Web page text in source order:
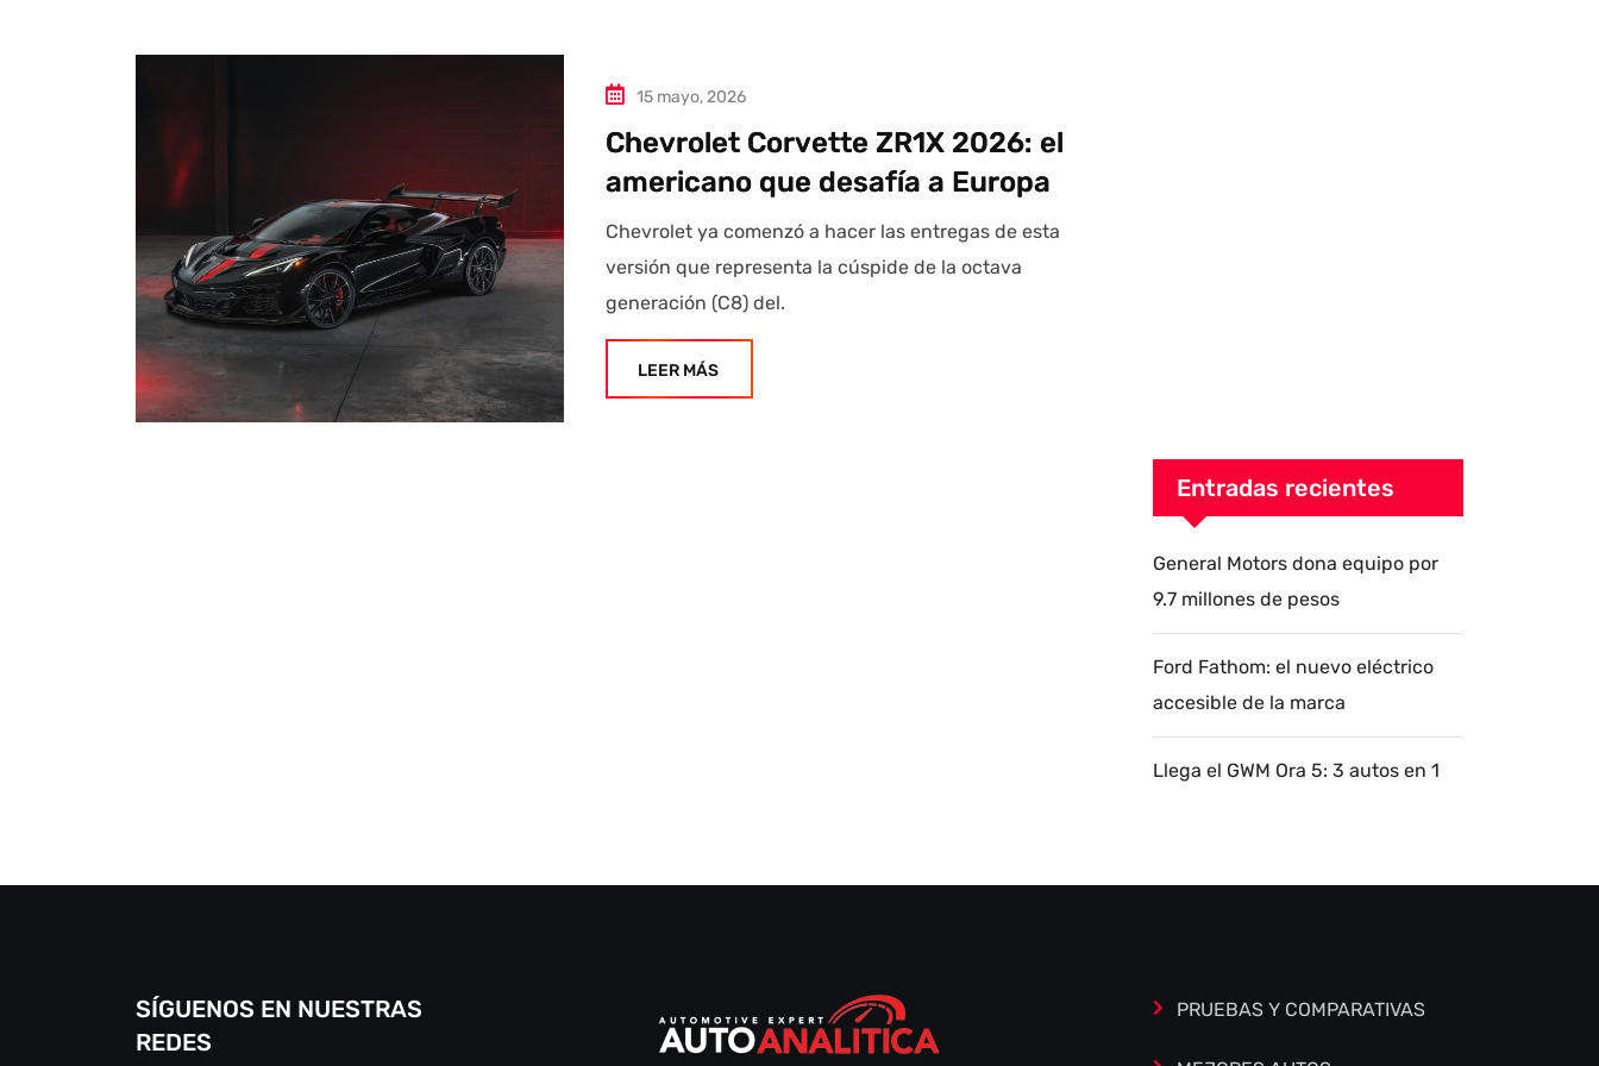
15 mayo, 2026
Chevrolet Corvette ZR1X 2026: el
americano que desafía a Europa
Chevrolet ya comenzó a hacer las entregas de esta
versión que representa la cúspide de la octava
generación (C8) del.
LEER MÁS
Entradas recientes
General Motors dona equipo por
9.7 millones de pesos
Ford Fathom: el nuevo eléctrico
accesible de la marca
Llega el GWM Ora 5: 3 autos en 1
SÍGUENOS EN NUESTRAS
REDES
PRUEBAS Y COMPARATIVAS
IA en desarrollo. Autoanalítica optimiza